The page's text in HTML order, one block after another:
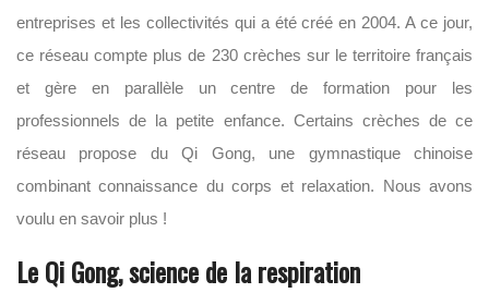
entreprises et les collectivités qui a été créé en 2004. A ce jour,
ce réseau compte plus de 230 crèches sur le territoire français
et gère en parallèle un centre de formation pour les
professionnels de la petite enfance. Certains crèches de ce
réseau propose du Qi Gong, une gymnastique chinoise
combinant connaissance du corps et relaxation. Nous avons
voulu en savoir plus !
Le Qi Gong, science de la respiration